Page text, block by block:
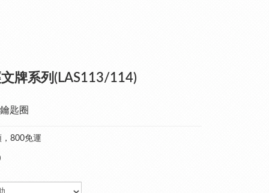
牌系列(LAS113/114)
匙圈
800免運